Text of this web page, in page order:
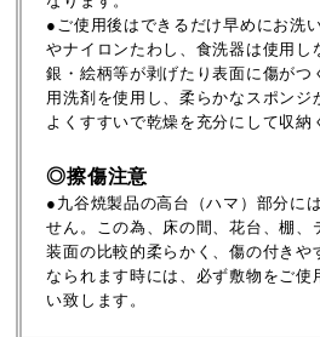
●ご使用後はできるだけ早めにお洗
やナイロンたわし、食洗器は使用し
銀・絵柄等が剥げたり表面に傷がつ
用洗剤を使用し、柔らかなスポンジ
よくすすいで乾燥を充分にして収納
◎擦傷注意
●九谷焼製品の高台（ハマ）部分に
せん。この為、床の間、花台、棚、
装面の比較的柔らかく、傷の付きや
なられます時には、必ず敷物をご使
い致します。